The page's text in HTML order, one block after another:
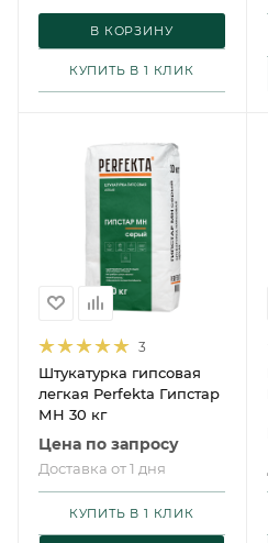
В КОРЗИНУ
КУПИТЬ В 1 КЛИК
3
Штукатурка гипсовая
легкая Perfekta Гипстар
МН 30 кг
Цена по запросу
Доставка от 1 дня
КУПИТЬ В 1 КЛИК